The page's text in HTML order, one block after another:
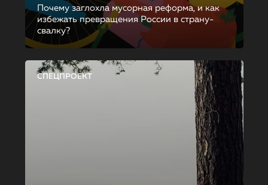
Почему заглохла мусорная реформа, и как
избежать превращения России в страну-
свалку?
СПЕЦПРОЕКТ